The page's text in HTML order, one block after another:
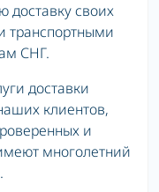
доставку своих
транспортными
СНГ.
доставки
клиентов,
и
многолетний